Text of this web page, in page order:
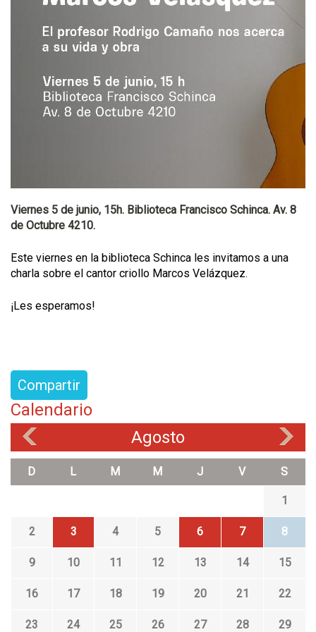
Viernes 5 de junio, 15h. Biblioteca Francisco Schinca. Av. 8
de Octubre 4210.
Este viernes en la biblioteca Schinca les invitamos a una
charla sobre el cantor criollo Marcos Velázquez.
¡Les esperamos!
Compartir
Calendario
Agosto
D L M M J V S
1
2 3 4 5 6 7 8
9 10 11 12 13 14 15
16 17 18 19 20 21 22
23 24 25 26 27 28 29